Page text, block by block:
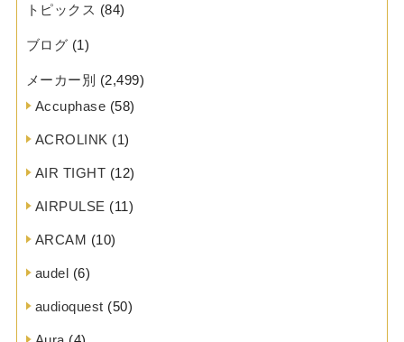
トピックス (84)
ブログ (1)
メーカー別 (2,499)
Accuphase (58)
ACROLINK (1)
AIR TIGHT (12)
AIRPULSE (11)
ARCAM (10)
audel (6)
audioquest (50)